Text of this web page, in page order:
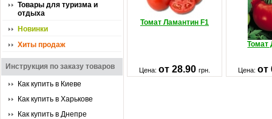
Товары для туризма и
отдыха
Новинки
Хиты продаж
Инструкция по заказу товаров
Как купить в Киеве
Как купить в Харькове
Как купить в Днепре
Томат Ламантин F1
Томат
Цена: от 28.90 грн. Цена: от